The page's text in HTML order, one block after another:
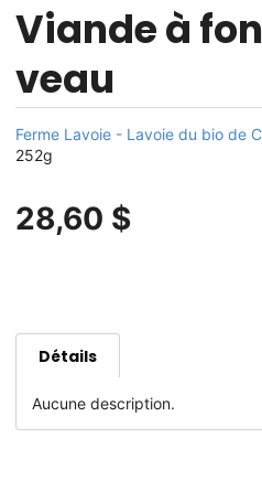
Viande à
veau
Ferme Lavoie - Lavoie du bio de
252g
28,60 $
Détails
Aucune description.